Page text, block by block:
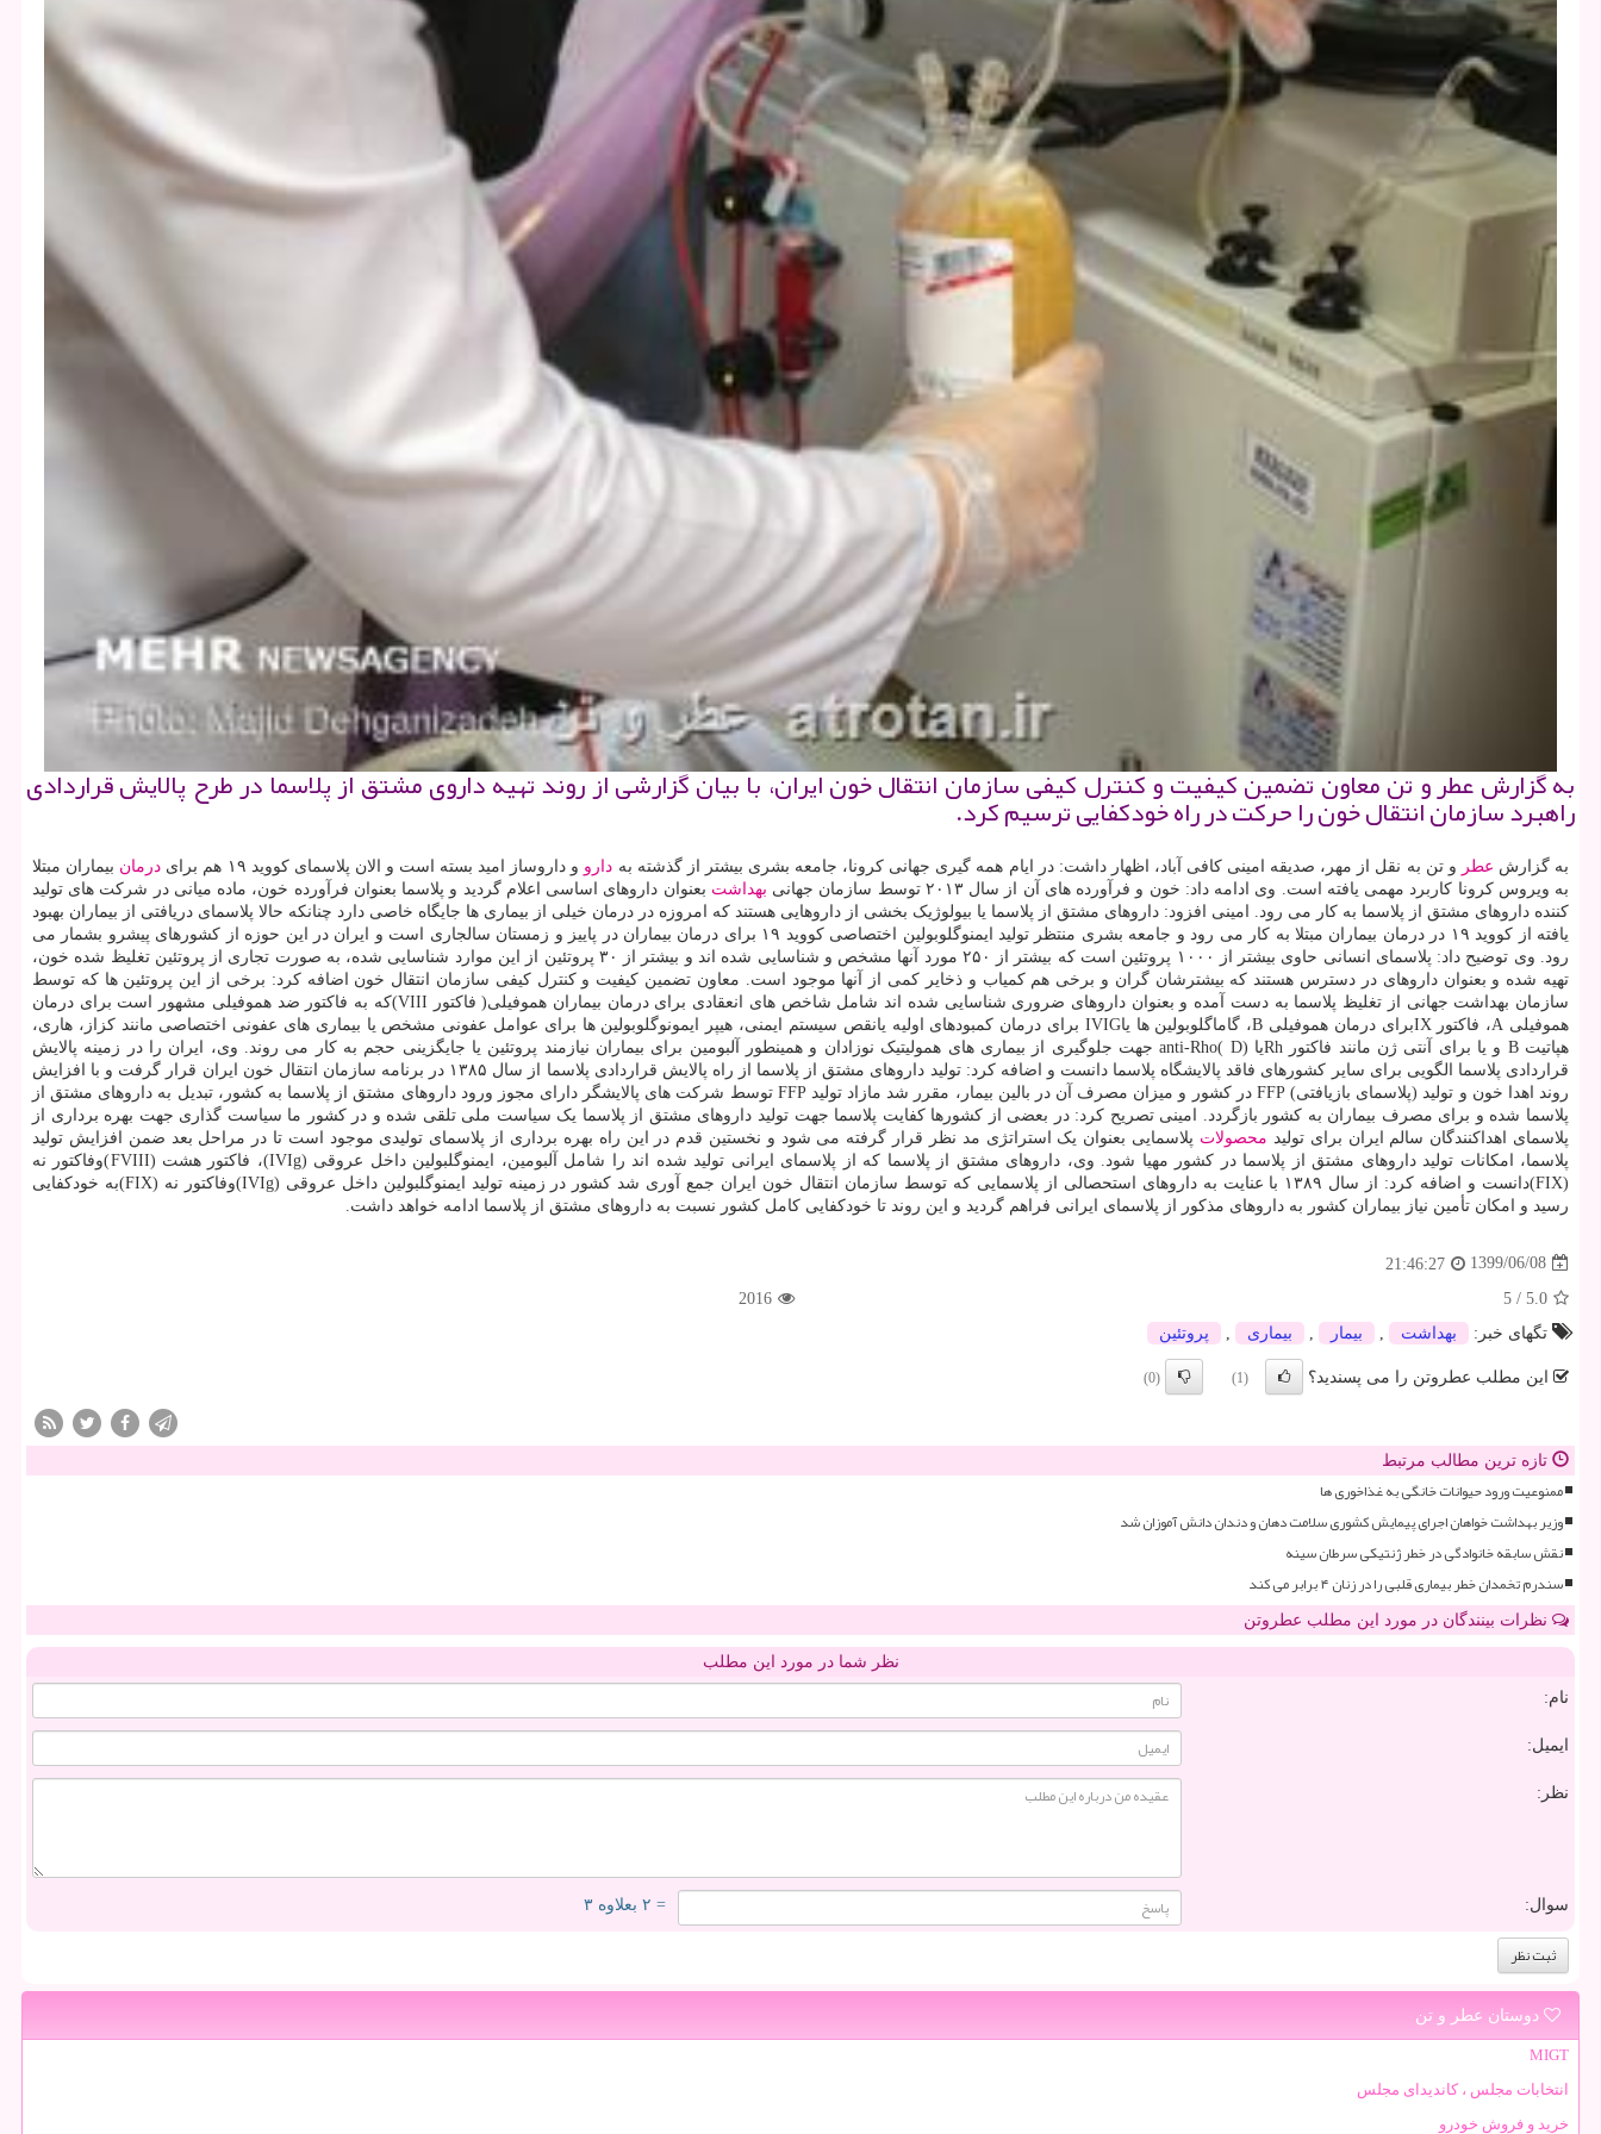
به گزارش عطر و تن معاون تضمین كیفیت و كنترل كیفی سازمان انتقال خون ایران، با بیان گزارشی از روند تهیه داروی مشتق از پلاسما در طرح پالایش قراردادی
راهبرد سازمان انتقال خون را حركت در راه خودكفایی ترسیم كرد.
به گزارش عطر و تن به نقل از مهر، صدیقه امینی کافی آباد، اظهار داشت: در ایام همه گیری جهانی کرونا، جامعه بشری بیشتر از گذشته به دارو و داروساز امید بسته است و الان پلاسمای کووید ۱۹ هم برای درمان بیماران مبتلا
به ویروس کرونا کاربرد مهمی یافته است. وی ادامه داد: خون و فرآورده های آن از سال ۲۰۱۳ توسط سازمان جهانی
بهداشت بعنوان داروهای اساسی اعلام گردید و پلاسما بعنوان فرآورده خون، ماده میانی در شرکت های تولید
کننده داروهای مشتق از پلاسما به کار می رود. امینی افزود: داروهای مشتق از پلاسما یا بیولوژیک بخشی از داروهایی هستند که امروزه در درمان خیلی از بیماری ها جایگاه خاصی دارد چنانکه حالا پلاسمای دریافتی از بیماران بهبود
یافته از کووید ۱۹ در درمان بیماران مبتلا به کار می رود و جامعه بشری منتظر تولید ایمنوگلوبولین اختصاصی کووید ۱۹ برای درمان بیماران در پاییز و زمستان سالجاری است و ایران در این حوزه از کشورهای پیشرو بشمار می
رود. وی توضیح داد: پلاسمای انسانی حاوی بیشتر از ۱۰۰۰ پروتئین است که بیشتر از ۲۵۰ مورد آنها مشخص و شناسایی شده اند و بیشتر از ۳۰ پروتئین از این موارد شناسایی شده، به صورت تجاری از پروتئین تغلیظ شده خون،
تهیه شده و بعنوان داروهای در دسترس هستند که بیشترشان گران و برخی هم کمیاب و ذخایر کمی از آنها موجود است. معاون تضمین کیفیت و کنترل کیفی سازمان انتقال خون اضافه کرد: برخی از این پروتئین ها که توسط
سازمان بهداشت جهانی از تغلیظ پلاسما به دست آمده و بعنوان داروهای ضروری شناسایی شده اند شامل شاخص های انعقادی برای درمان بیماران هموفیلی( فاکتور VIII)که به فاکتور ضد هموفیلی مشهور است برای درمان
هموفیلی A، فاکتور IXبرای درمان هموفیلی B، گاماگلوبولین ها یاIVIG برای درمان کمبودهای اولیه یانقص سیستم ایمنی، هیپر ایمونوگلوبولین ها برای عوامل عفونی مشخص یا بیماری های عفونی اختصاصی مانند کزاز، هاری،
هپاتیت B و یا برای آنتی ژن مانند فاکتور Rhیا anti-Rho( D) جهت جلوگیری از بیماری های همولیتیک نوزادان و همینطور آلبومین برای بیماران نیازمند پروتئین یا جایگزینی حجم به کار می روند. وی، ایران را در زمینه پالایش
قراردادی پلاسما الگویی برای سایر کشورهای فاقد پالایشگاه پلاسما دانست و اضافه کرد: تولید داروهای مشتق از پلاسما از راه پالایش قراردادی پلاسما از سال ۱۳۸۵ در برنامه سازمان انتقال خون ایران قرار گرفت و با افزایش
روند اهدا خون و تولید (پلاسمای بازیافتی) FFP در کشور و میزان مصرف آن در بالین بیمار، مقرر شد مازاد تولید FFP توسط شرکت های پالایشگر دارای مجوز ورود داروهای مشتق از پلاسما به کشور، تبدیل به داروهای مشتق از
پلاسما شده و برای مصرف بیماران به کشور بازگردد. امینی تصریح کرد: در بعضی از کشورها کفایت پلاسما جهت تولید داروهای مشتق از پلاسما یک سیاست ملی تلقی شده و در کشور ما سیاست گذاری جهت بهره برداری از
پلاسمای اهداکنندگان سالم ایران برای تولید محصولات پلاسمایی بعنوان یک استراتژی مد نظر قرار گرفته می شود و نخستین قدم در این راه بهره برداری از پلاسمای تولیدی موجود است تا در مراحل بعد ضمن افزایش تولید
پلاسما، امکانات تولید داروهای مشتق از پلاسما در کشور مهیا شود. وی، داروهای مشتق از پلاسما که از پلاسمای ایرانی تولید شده اند را شامل آلبومین، ایمنوگلبولین داخل عروقی (IVIg)، فاکتور هشت (FVIII)وفاکتور نه
(FIX)دانست و اضافه کرد: از سال ۱۳۸۹ با عنایت به داروهای استحصالی از پلاسمایی که توسط سازمان انتقال خون ایران جمع آوری شد کشور در زمینه تولید ایمنوگلبولین داخل عروقی (IVIg)وفاکتور نه (FIX)به خودکفایی
رسید و امکان تأمین نیاز بیماران کشور به داروهای مذکور از پلاسمای ایرانی فراهم گردید و این روند تا خودکفایی کامل کشور نسبت به داروهای مشتق از پلاسما ادامه خواهد داشت.
1399/06/08
21:46:27
5.0
/
5
2016
تگهای خبر:
بهداشت , بیمار , بیماری , پروتئین
این مطلب عطروتن را می پسندید؟ (1)
(0)
تازه ترین مطالب مرتبط
ممنوعیت ورود حیوانات خانگی به غذاخوری ها
وزیر بهداشت خواهان اجرای پیمایش کشوری سلامت دهان و دندان دانش آموزان شد
نقش سابقه خانوادگی در خطر ژنتیکی سرطان سینه
سندرم تخمدان خطر بیماری قلبی را در زنان ۴ برابر می کند
نظرات بینندگان در مورد این مطلب عطروتن
نظر شما در مورد این مطلب
نام:
ایمیل:
نظر:
سوال: = ۲ بعلاوه ۳
دوستان عطر و تن
MIGT
انتخابات مجلس ، کاندیدای مجلس
خرید و فروش خودرو